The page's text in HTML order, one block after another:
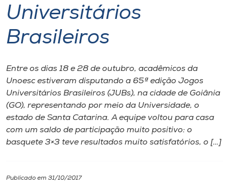
Unoesc
Internacionalização
I.nova
Diplomados
Universitários
Brasileiros
Entre os dias 18 e 28 de outubro, acadêmicos da
Unoesc estiveram disputando a 65ª edição Jogos
Universitários Brasileiros (JUBs), na cidade de Goiânia
(GO), representando por meio da Universidade, o
estado de Santa Catarina. A equipe voltou para casa
com um saldo de participação muito positivo: o
basquete 3×3 teve resultados muito satisfatórios, o […]
Publicado em 31/10/2017